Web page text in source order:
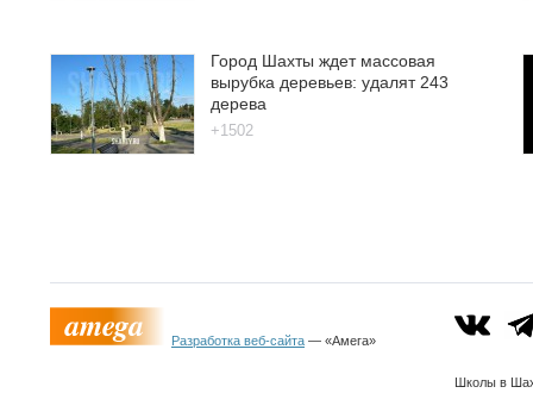
Город Шахты ждет массовая
вырубка деревьев: удалят 243
дерева
+1502
Разработка веб-сайта — «Амега»
Школы в